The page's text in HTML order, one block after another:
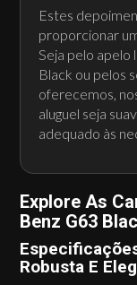
Estes
proporcionar
Seja pelo
Black ou pelos
oferecemos,
aluguel seja
adequado às
Explore As
Benz G63
Robusta E